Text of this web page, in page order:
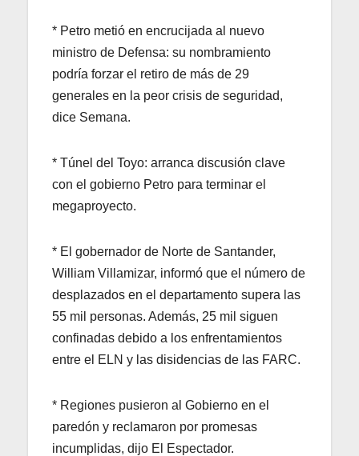
* Petro metió en encrucijada al nuevo
ministro de Defensa: su nombramiento
podría forzar el retiro de más de 29
generales en la peor crisis de seguridad,
dice Semana.
* Túnel del Toyo: arranca discusión clave
con el gobierno Petro para terminar el
megaproyecto.
* El gobernador de Norte de Santander,
William Villamizar, informó que el número de
desplazados en el departamento supera las
55 mil personas. Además, 25 mil siguen
confinadas debido a los enfrentamientos
entre el ELN y las disidencias de las FARC.
* Regiones pusieron al Gobierno en el
paredón y reclamaron por promesas
incumplidas, dijo El Espectador.